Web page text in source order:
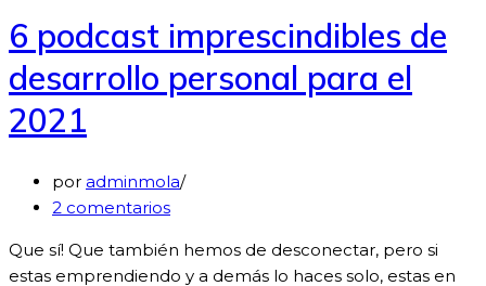
6 podcast imprescindibles de
desarrollo personal para el
2021
por adminmola
2 comentarios
Que sí! Que también hemos de desconectar, pero si
estas emprendiendo y a demás lo haces solo, estas en